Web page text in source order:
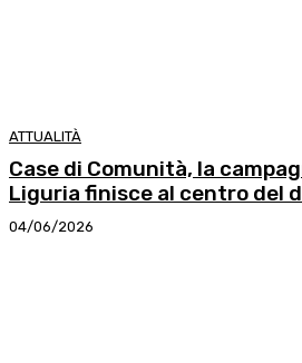
ATTUALITÀ
Case di Comunità, la
Liguria finisce al centro del
04/06/2026